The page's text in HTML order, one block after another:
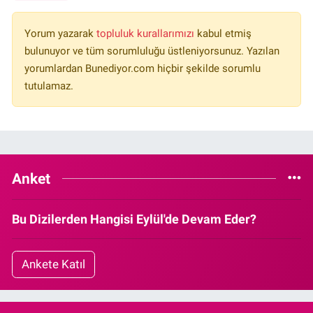
Yorum yazarak topluluk kurallarımızı kabul etmiş
bulunuyor ve tüm sorumluluğu üstleniyorsunuz. Yazılan
yorumlardan Bunediyor.com hiçbir şekilde sorumlu
tutulamaz.
Anket
Bu Dizilerden Hangisi Eylül'de Devam Eder?
Ankete Katıl